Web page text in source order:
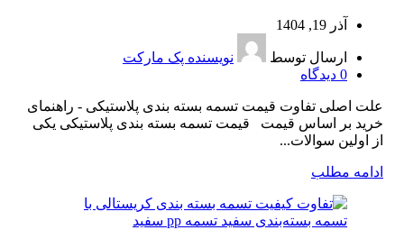
آذر 19, 1404
ارسال توسط
نویسنده پک مارکت
0 دیدگاه
علت اصلی تفاوت قیمت تسمه بسته بندی پلاستیکی - راهنمای
خرید بر اساس قیمت قیمت تسمه بسته بندی پلاستیکی یکی
از اولین سوالات...
ادامه مطلب